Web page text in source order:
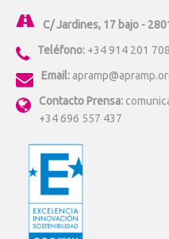
C/ Jardines, 17 bajo -
Teléfono: +34 914 201 708
Email:
Contacto Prensa:
+34 696 557 437